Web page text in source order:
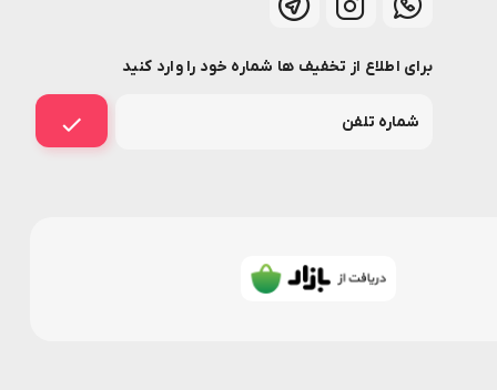
برای اطلاع از تخفیف ها شماره خود را وارد کنید